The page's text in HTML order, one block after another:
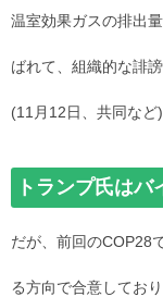
温室効果ガスの排出
ばれて、組織的な誹
(11月12日、共同など)
トランプ氏は
だが、前回のCOP28
る方向で合意してお